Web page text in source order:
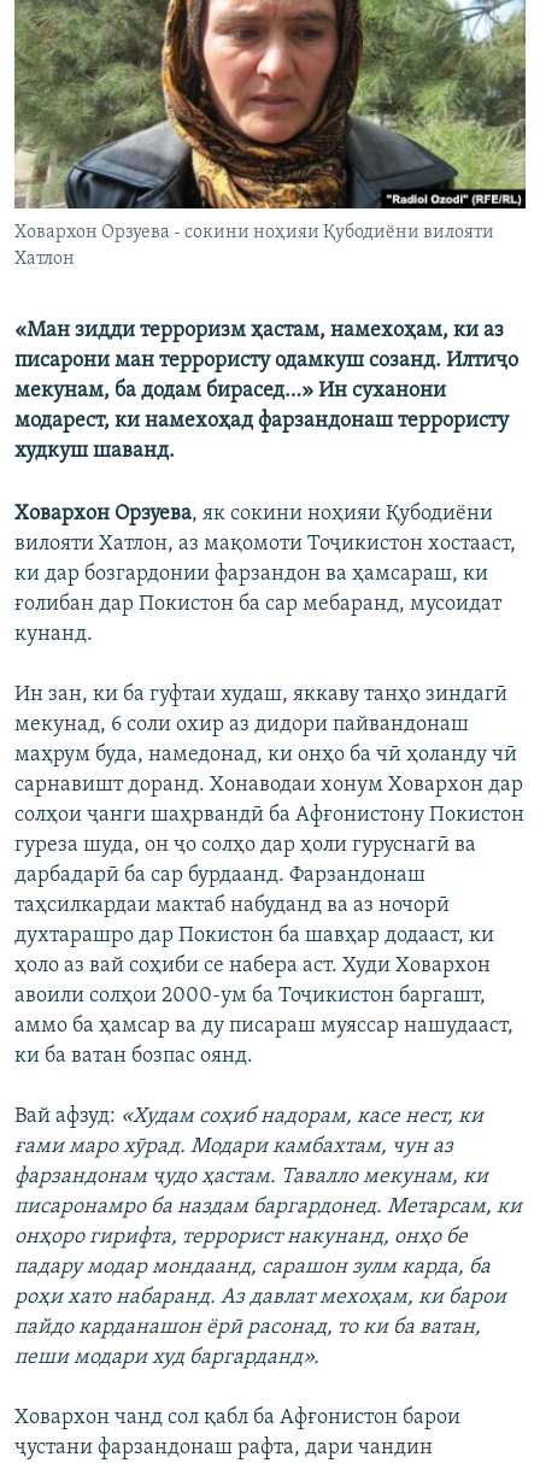
ГУЗОРИШҲОИ РАДИОӢ
Русский
ПАЙГИРӢ КУНЕД
Ҳамаи сомонаҳои RFE/RL
Ховархон Орзуева - сокини ноҳияи Қубодиёни вилояти
Хатлон
«Ман зидди терроризм ҳастам, намехоҳам, ки аз
писарони ман террористу одамкуш созанд. Илтиҷо
мекунам, ба додам бирасед…» Ин суханони
модарест, ки намехоҳад фарзандонаш террористу
худкуш шаванд.
Ховархон Орзуева, як сокини ноҳияи Қубодиёни
вилояти Хатлон, аз мақомоти Тоҷикистон хостааст,
ки дар бозгардонии фарзандон ва ҳамсараш, ки
ғолибан дар Покистон ба сар мебаранд, мусоидат
кунанд.
Ин зан, ки ба гуфтаи худаш, яккаву танҳо зиндагӣ
мекунад, 6 соли охир аз дидори пайвандонаш
маҳрум буда, намедонад, ки онҳо ба чӣ ҳоланду чӣ
сарнавишт доранд. Хонаводаи хонум Ховархон дар
солҳои ҷанги шаҳрвандӣ ба Афғонистону Покистон
гуреза шуда, он ҷо солҳо дар ҳоли гуруснагӣ ва
дарбадарӣ ба сар бурдаанд. Фарзандонаш
таҳсилкардаи мактаб набуданд ва аз ночорӣ
духтарашро дар Покистон ба шавҳар додааст, ки
ҳоло аз вай соҳиби се набера аст. Худи Ховархон
авоили солҳои 2000-ум ба Тоҷикистон баргашт,
аммо ба ҳамсар ва ду писараш муяссар нашудааст,
ки ба ватан бозпас оянд.
Вай афзуд: «Худам соҳиб надорам, касе нест, ки
ғами маро хӯрад. Модари камбахтам, чун аз
фарзандонам ҷудо ҳастам. Тавалло мекунам, ки
писаронамро ба наздам баргардонед. Метарсам, ки
онҳоро гирифта, террорист накунанд, онҳо бе
падару модар мондаанд, сарашон зулм карда, ба
роҳи хато набаранд. Аз давлат мехоҳам, ки барои
пайдо карданашон ёрӣ расонад, то ки ба ватан,
пеши модари худ баргарданд».
Ховархон чанд сол қабл ба Афғонистон барои
ҷустани фарзандонаш рафта, дари чандин